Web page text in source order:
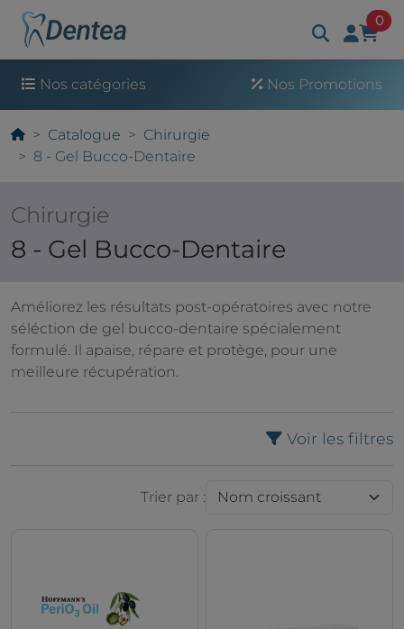
0
Nos catégories Nos Promotions
Catalogue
Chirurgie
8 - Gel Bucco-Dentaire
Chirurgie
8 - Gel Bucco-Dentaire
Améliorez les résultats post-opératoires avec notre
séléction de gel bucco-dentaire spécialement
formulé. Il apaise, répare et protège, pour une
meilleure récupération.
Voir les filtres
Trier par :